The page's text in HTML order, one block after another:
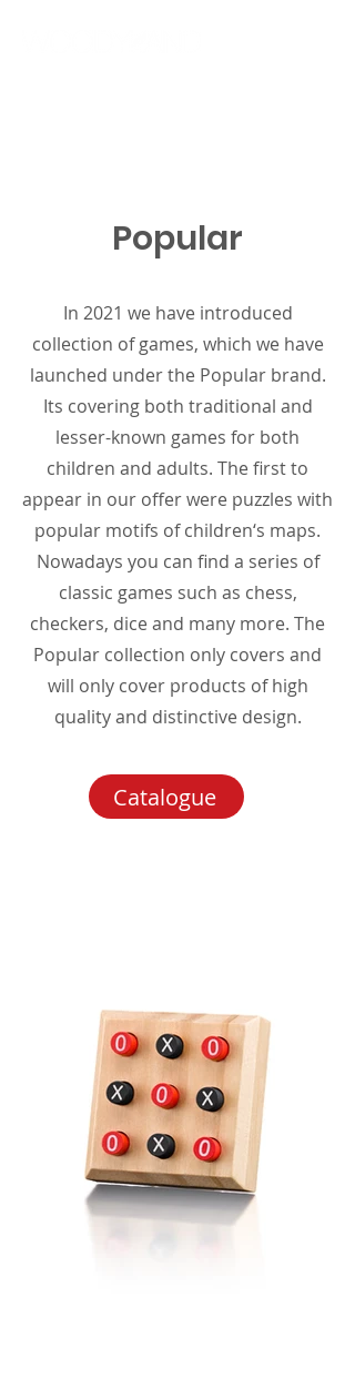
Popular
In 2021 we have introduced
collection of games, which we have
launched under the Popular brand.
Its covering both traditional and
lesser-known games for both
children and adults. The first to
appear in our offer were puzzles with
popular motifs of children‘s maps.
Nowadays you can find a series of
classic games such as chess,
checkers, dice and many more. The
Popular collection only covers and
will only cover products of high
quality and distinctive design.
Catalogue